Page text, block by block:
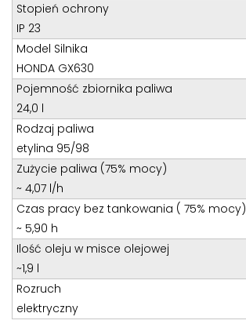
Stopień ochrony
IP 23
Model Silnika
HONDA GX630
Pojemność zbiornika paliwa
24,0 l
Rodzaj paliwa
etylina 95/98
Zużycie paliwa (75% mocy)
~ 4,07 l/h
Czas pracy bez tankowania ( 75% mocy)
~ 5,90 h
Ilość oleju w misce olejowej
~1,9 l
Rozruch
elektryczny